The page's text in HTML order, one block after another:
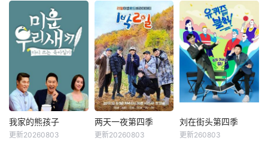
&nbsp;&nbsp;&nb
sp;&nbsp;&nbsp;&
nbsp;&nbsp;&nbs
Faker、东方神起
的最强昌珉、TXT
的杋圭等神级阵容
破天荒集结，同场
大玩推理游戏！面
对真真假假的线索
金浩英
永野
&nbsp;&nbsp;&nb
sp;&nbsp;&nbsp;&
nbsp;&nbsp;&nbs
p;&nbsp;本季将舞
台搬到了阳光明媚
的冲绳，来自日本
各地的暴走族与不
校。他们将带着各
自复杂的过去在海
我家的熊孩子
我家的熊孩子
更新20260803
两天一夜第四季
两天一夜第四季
更新20260803
刘在街头第四季
刘在街头第四季
更新260803